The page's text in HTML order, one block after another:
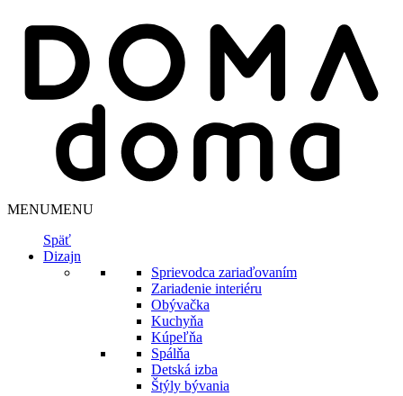
MENUMENU
Späť
Dizajn
Sprievodca zariaďovaním
Zariadenie interiéru
Obývačka
Kuchyňa
Kúpeľňa
Spálňa
Detská izba
Štýly bývania